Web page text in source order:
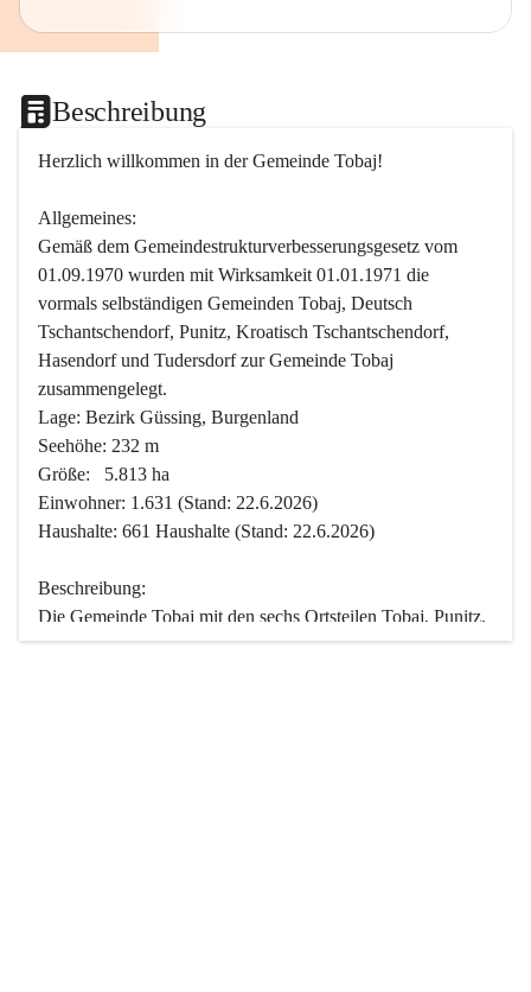
Beschreibung
Herzlich willkommen in der Gemeinde Tobaj!
Allgemeines:
Gemäß dem Gemeindestrukturverbesserungsgesetz vom
01.09.1970 wurden mit Wirksamkeit 01.01.1971 die
vormals selbständigen Gemeinden Tobaj, Deutsch
Tschantschendorf, Punitz, Kroatisch Tschantschendorf,
Hasendorf und Tudersdorf zur Gemeinde Tobaj
zusammengelegt.
Lage: Bezirk Güssing, Burgenland
Seehöhe: 232 m
Größe:   5.813 ha
Einwohner: 1.631 (Stand: 22.6.2026)
Haushalte: 661 Haushalte (Stand: 22.6.2026)
Beschreibung:
Die Gemeinde Tobaj mit den sechs Ortsteilen Tobaj, Punitz,
Deutsch Tschantschendorf, Kroatisch Tschantschendorf,